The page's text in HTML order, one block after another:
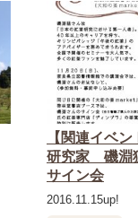
【関連イベ
研究家 磯淵
サイン会
2016.11.15up!